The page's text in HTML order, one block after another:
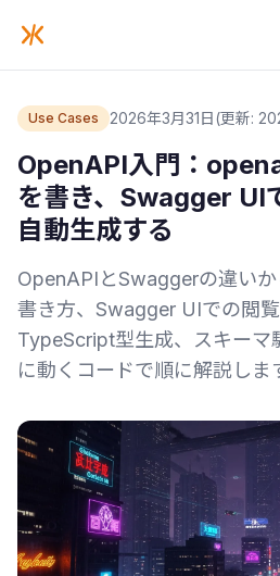
Use Cases 2026年3月31日(更新:
OpenAPI入門：
を書き、Swagger UI
自動生成する
OpenAPIとSwaggerの違い
書き方、Swagger UIでの閲
TypeScript型生成、スキーマ
に動くコードで順に解説しま